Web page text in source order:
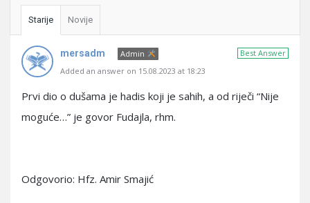
Starije Novije
Best Answer
mersadm
Admin
Added an answer on 15.08.2023 at 18:23
Prvi dio o dušama je hadis koji je sahih, a od riječi “Nije
moguće…” je govor Fudajla, rhm.
Odgovorio: Hfz. Amir Smajić